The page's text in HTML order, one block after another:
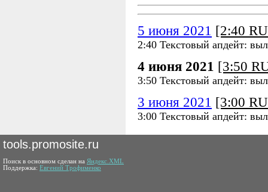
5 июня 2021 [2:40
2:40 Текстовый апдейт:
4 июня 2021 [3:50
3:50 Текстовый апдейт:
3 июня 2021 [3:00
3:00 Текстовый апдейт:
tools.promosite.ru
Поиск в основном сделан на Яндекс.XML
Поддержка: Евгений Трофименко